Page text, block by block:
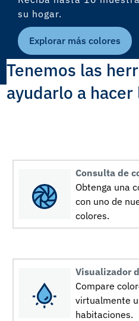
su hogar.
Explorar más colores
Tenemos las
ayudarlo a hacer
Consulta de
Obtenga una
con uno de
colores.
Visualizador
Compare
virtualmente
habitaciones.